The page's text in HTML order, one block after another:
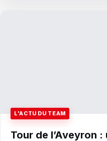
L'ACTU DU TEAM
Tour de l’Aveyron